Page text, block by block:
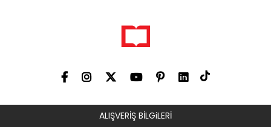
ALIŞVERİŞ BİLGiLERİ